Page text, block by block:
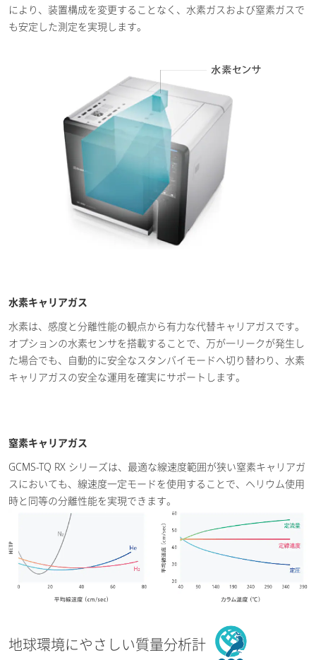
により、装置構成を変更することなく、水素ガスおよび窒素ガスで
も安定した測定を実現します。
水素キャリアガス
水素は、感度と分離性能の観点から有力な代替キャリアガスです。
オプションの水素センサを搭載することで、万が一リークが発生し
た場合でも、自動的に安全なスタンバイモードへ切り替わり、水素
キャリアガスの安全な運用を確実にサポートします。
窒素キャリアガス
GCMS-TQ RX シリーズは、最適な線速度範囲が狭い窒素キャリアガ
スにおいても、線速度一定モードを使用することで、ヘリウム使用
時と同等の分離性能を実現できます。
地球環境にやさしい質量分析計